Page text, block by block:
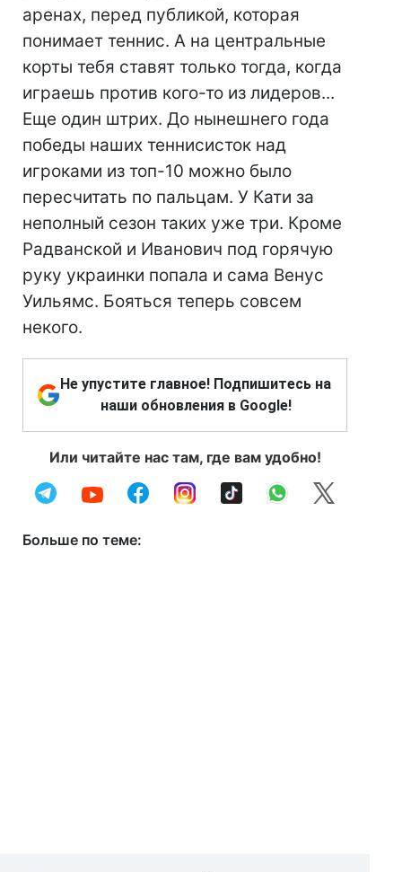
аренах, перед публикой, которая
понимает теннис. А на центральные
корты тебя ставят только тогда, когда
играешь против кого-то из лидеров...
Еще один штрих. До нынешнего года
победы наших теннисисток над
игроками из топ-10 можно было
пересчитать по пальцам. У Кати за
неполный сезон таких уже три. Кроме
Радванской и Иванович под горячую
руку украинки попала и сама Венус
Уильямс. Бояться теперь совсем
некого.
Не упустите главное! Подпишитесь на
наши обновления в Google!
Или читайте нас там, где вам удобно!
Больше по теме: